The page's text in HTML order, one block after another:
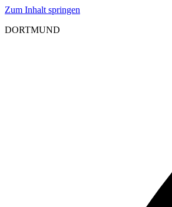
Zum Inhalt springen
DORTMUND